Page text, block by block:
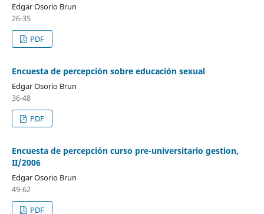
Edgar Osorio Brun
26-35
PDF
Encuesta de percepción sobre educación sexual
Edgar Osorio Brun
36-48
PDF
Encuesta de percepción curso pre-universitario gestion,
II/2006
Edgar Osorio Brun
49-62
PDF